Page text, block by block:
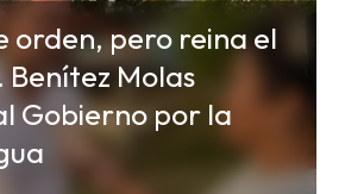
orden, pero reina el
Benítez Molas
Gobierno por la